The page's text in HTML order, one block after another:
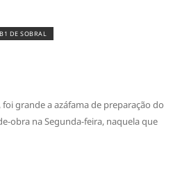
DE SOBRAL
foi grande a azáfama de preparação do
obra na Segunda-feira, naquela que